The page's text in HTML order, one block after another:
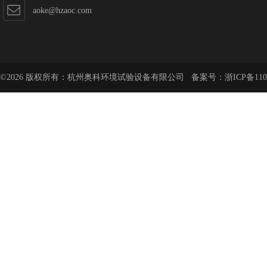
aoke@hzaoc.com
©2026 版权所有：杭州奥科环境试验设备有限公司 备案号： 浙ICP备